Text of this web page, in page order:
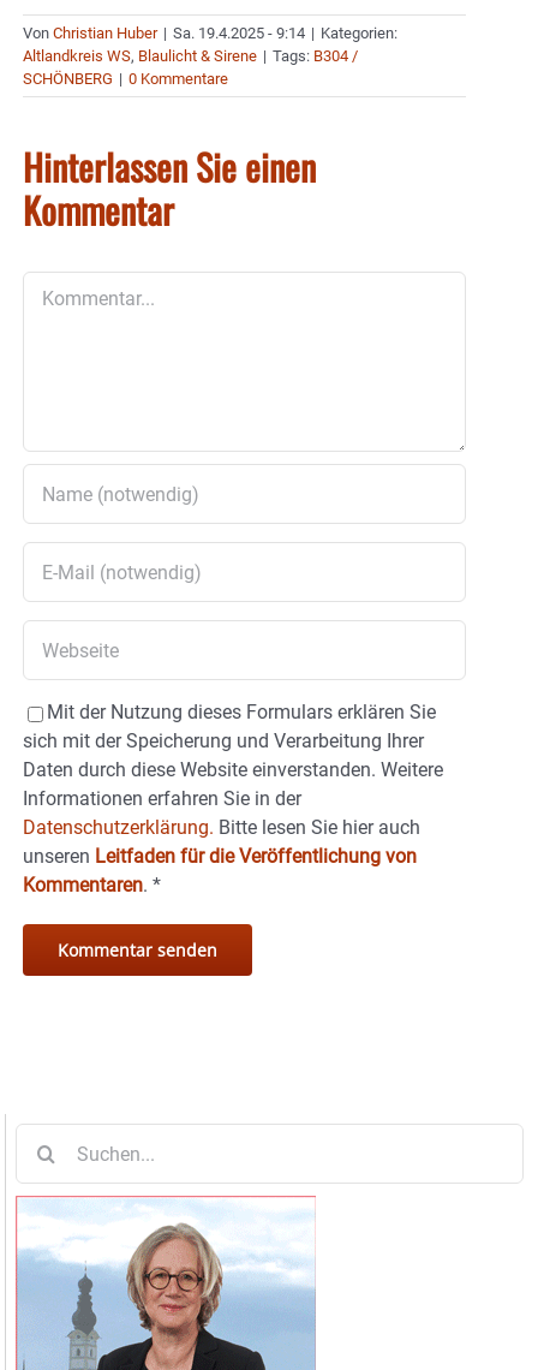
Von Christian Huber | Sa. 19.4.2025 - 9:14 | Kategorien:
Altlandkreis WS, Blaulicht & Sirene | Tags: B304 /
SCHÖNBERG | 0 Kommentare
Hinterlassen Sie einen
Kommentar
Mit der Nutzung dieses Formulars erklären Sie
sich mit der Speicherung und Verarbeitung Ihrer
Daten durch diese Website einverstanden. Weitere
Informationen erfahren Sie in der
Datenschutzerklärung. Bitte lesen Sie hier auch
unseren Leitfaden für die Veröffentlichung von
Kommentaren. *
nach: